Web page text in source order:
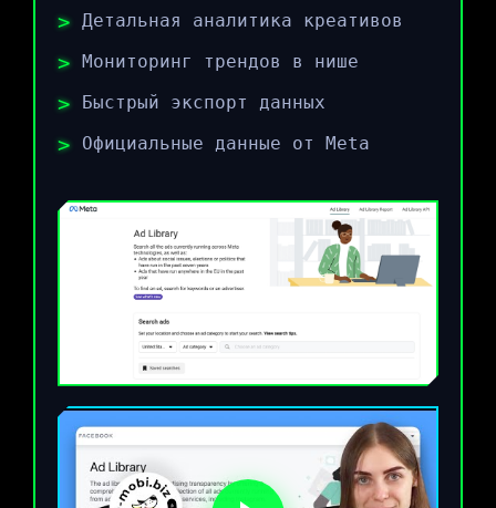
Детальная аналитика креативов
Мониторинг трендов в нише
Быстрый экспорт данных
Официальные данные от Meta